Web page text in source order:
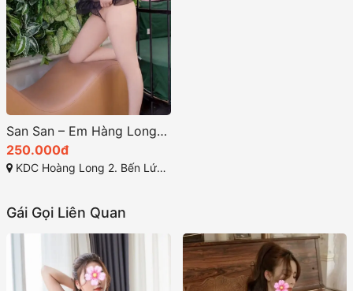
San San – Em Hàng Long An Dễ Thương Nhiệt Tình, Chiều Chuộng Như Người Yêu
250.000đ
KDC Hoàng Long 2. Bến Lức Long An
Gái Gọi Liên Quan